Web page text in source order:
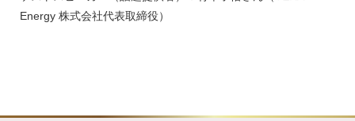
Energy 株式会社代表取締役）